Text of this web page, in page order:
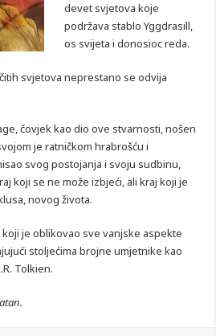
devet svjetova koje
podržava stablo Yggdrasill,
os svijeta i donosioc reda.
svjetova neprestano se odvija
čovjek kao dio ove stvarnosti, nošen
je ratničkom hrabrošću i
svog postojanja i svoju sudbinu,
koji se ne može izbjeći, ali kraj koji je
novog života.
je oblikovao sve vanjske aspekte
stoljećima brojne umjetnike kao
Tolkien.